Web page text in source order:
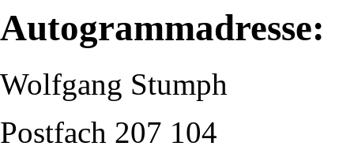
Autogrammadresse:
Wolfgang Stumph
Postfach 207 104